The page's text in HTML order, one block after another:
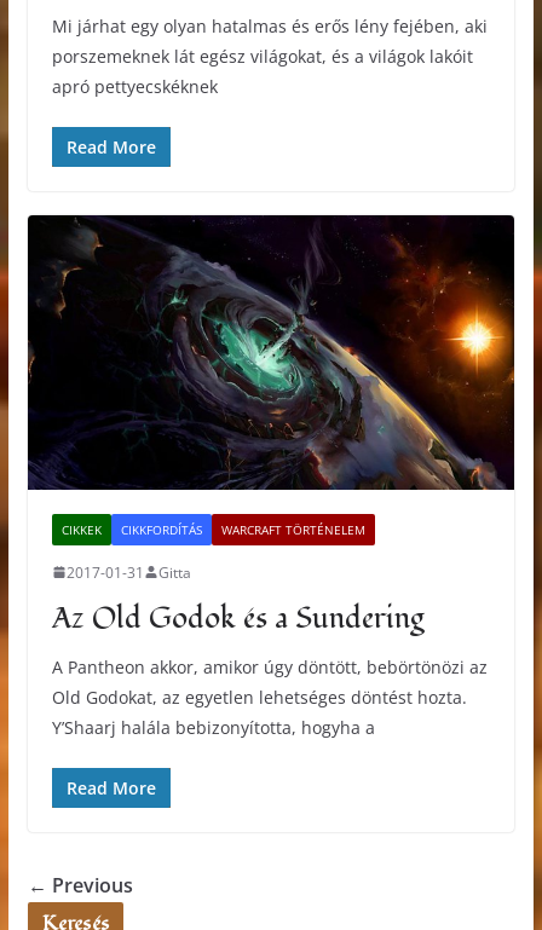
Mi járhat egy olyan hatalmas és erős lény fejében, aki
porszemeknek lát egész világokat, és a világok lakóit
apró pettyecskéknek
Read More
CIKKEK CIKKFORDÍTÁS WARCRAFT TÖRTÉNELEM
2017-01-31 Gitta
Az Old Godok és a Sundering
A Pantheon akkor, amikor úgy döntött, bebörtönözi az
Old Godokat, az egyetlen lehetséges döntést hozta.
Y’Shaarj halála bebizonyította, hogyha a
Read More
← Previous
Keresés